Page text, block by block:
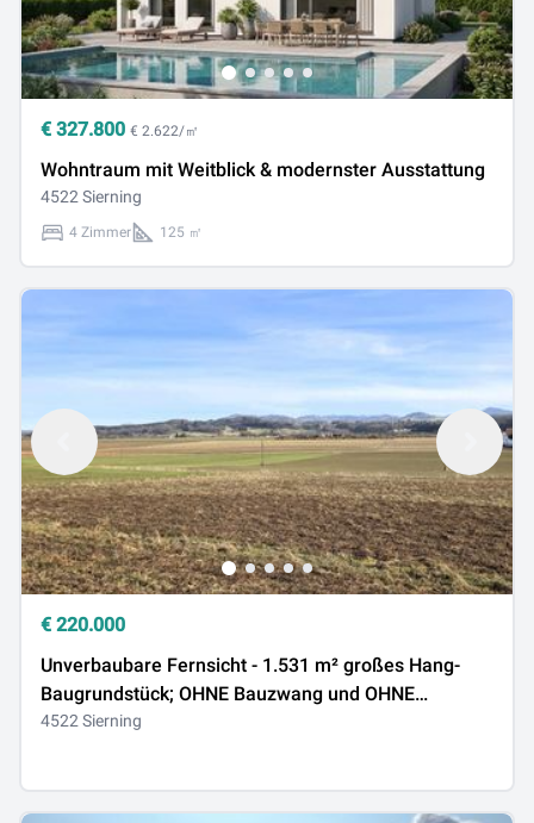
€ 327.800 € 2.622/㎡
Wohntraum mit Weitblick & modernster Ausstattung
4522 Sierning
4 Zimmer 125 ㎡
€ 220.000
Unverbaubare Fernsicht - 1.531 m² großes Hang-
Baugrundstück; OHNE Bauzwang und OHNE
Bebauungsplan!
4522 Sierning